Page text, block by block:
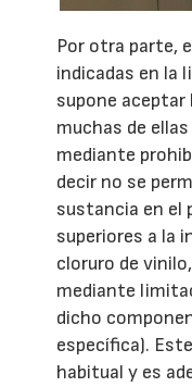
Por otra parte,
indicadas en la
supone
muchas de
mediante
decir no se
sustancia en el
superiores a la
cloruro de
mediante
dicho
específica).
habitual y es